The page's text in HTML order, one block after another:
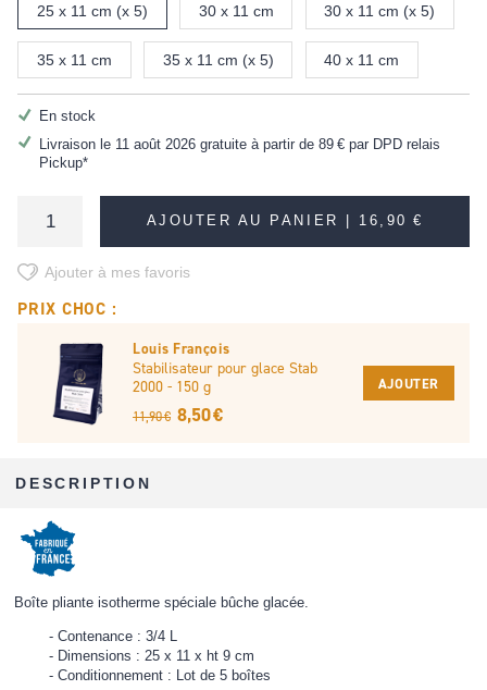
25 x 11 cm (x 5) 30 x 11 cm 30 x 11 cm (x 5)
35 x 11 cm 35 x 11 cm (x 5) 40 x 11 cm
En stock
Livraison le 11 août 2026 gratuite à partir de 89 €par DPD relais
Pickup*
AJOUTER AU PANIER | 16,90 €
Ajouter à mes favoris
PRIX CHOC :
Louis François
Stabilisateur pour glace Stab
2000 - 150 g
11,90 € 8,50 €
AJOUTER
DESCRIPTION
Boîte pliante isotherme spéciale bûche glacée.
Contenance : 3/4 L
Dimensions : 25 x 11 x ht 9 cm
Conditionnement : Lot de 5 boîtes